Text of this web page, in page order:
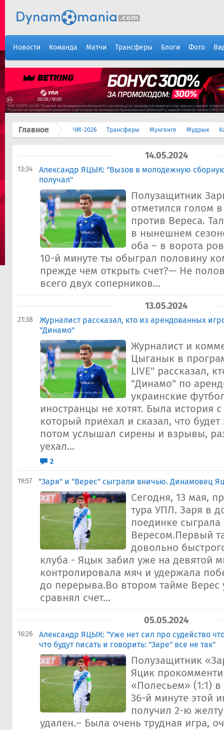
Новости Команда Матчи Трансферы Блоги Фото
Главное ЧМ-2026 Трансферы Мунгенге Мудрык
14.05.2024
13:34
Александр ЯЦЫК: "Вызов в молодежную
получал"
Полузащитник
отметился голом
против Вереса.
в нынешнем
оба – в ворота
10-й минуте ты обыграл половину
прежде чем открыть счет?— Не
всего двух соперников...
13.05.2024
21:38
Журналист рассказал, кто из арендованных
"Динамо"
Журналист и
Цыганык в
LIVE" рассказал,
"Динамо" по
украинские
иностранцы не хотят. Была история
который приехал и сказал, что будет
потом услышал сирены и взрывы,
уехал...
2
19:57 "Заря" и "Верес" сыграли вничью. Динамовец
Сегодня, 13 мая,
тура УПЛ. Заря в
поединке
Вересом.Первый
довольно
клуба - Яцык забил уже на девятой
контролировала мяч и удержала
до перерыва.Во втором тайме Верес
сравнял счет...
05.05.2024
16:26
​Александр ЯЦЫК: "Уже нет сил про судейство
что будут писать и говорить: "Заре" все не так"
Полузащитник
Яцик
«Полесьем» (1:1)
36-й минуте этой
получил 2-ю
удален.– Была очень трудная игра,